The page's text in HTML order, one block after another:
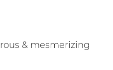
& mesmerizing